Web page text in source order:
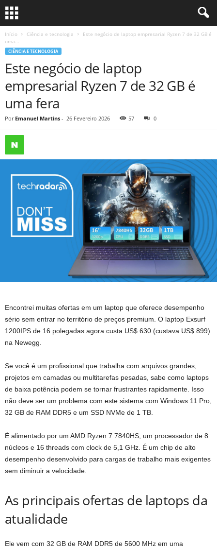
Início Ciência e tecnologia
Este negócio de laptop empresarial Ryzen 7 de 32 GB é
uma...
CIÊNCIA E TECNOLOGIA
Este negócio de laptop
empresarial Ryzen 7 de 32 GB é
uma fera
Por Emanuel Martins - 26 Fevereiro 2026 57 0
Encontrei muitas ofertas em um laptop que oferece desempenho
sério sem entrar no território de preços premium. O laptop Exsurf
1200IPS de 16 polegadas agora custa US$ 630 (custava US$ 899)
na Newegg.
Se você é um profissional que trabalha com arquivos grandes,
projetos em camadas ou multitarefas pesadas, sabe como laptops
de baixa potência podem se tornar frustrantes rapidamente. Isso
não deve ser um problema com este sistema com Windows 11 Pro,
32 GB de RAM DDR5 e um SSD NVMe de 1 TB.
É alimentado por um AMD Ryzen 7 7840HS, um processador de 8
núcleos e 16 threads com clock de 5,1 GHz. É um chip de alto
desempenho desenvolvido para cargas de trabalho mais exigentes
sem diminuir a velocidade.
As principais ofertas de laptops da
atualidade
Ele vem com 32 GB de RAM DDR5 de 5600 MHz em uma